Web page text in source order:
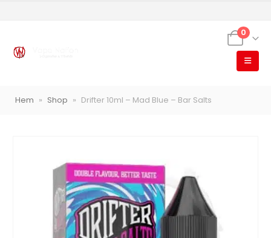
0
Hem » Shop » Drifter 10ml – Mad Blue – Bar Salts